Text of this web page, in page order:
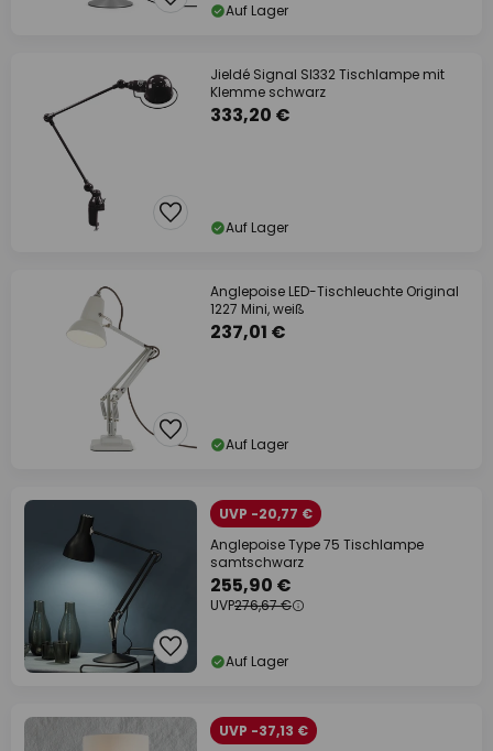
Auf Lager
Jieldé Signal SI332 Tischlampe mit
Klemme schwarz
333,20 €
Auf Lager
Anglepoise LED-Tischleuchte Original
1227 Mini, weiß
237,01 €
Auf Lager
UVP -20,77 €
Anglepoise Type 75 Tischlampe
samtschwarz
255,90 €
UVP276,67 €
Auf Lager
UVP -37,13 €